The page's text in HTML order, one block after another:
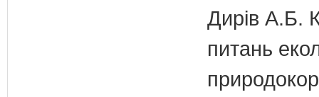
Дирів А.Б.
питань